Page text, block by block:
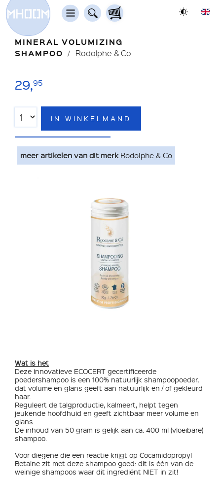
MINERAL VOLUMIZING
SHAMPOO
Rodolphe & Co
29,95
IN WINKELMAND
meer artikelen van dit merkRodolphe & Co
Wat is het
Deze innovatieve ECOCERT gecertificeerde
poedershampoo is een 100% natuurlijk shampoopoeder,
dat volume en glans geeft aan natuurlijk en / of gekleurd
haar.
Reguleert de talgproductie, kalmeert, helpt tegen
jeukende hoofdhuid en geeft zichtbaar meer volume en
glans.
De inhoud van 50 gram is gelijk aan ca. 400 ml (vloeibare)
shampoo.
Voor diegene die een reactie krijgt op Cocamidopropyl
Betaine zit met deze shampoo goed: dit is één van de
weinige shampoos waar dit ingrediënt NIET in zit!